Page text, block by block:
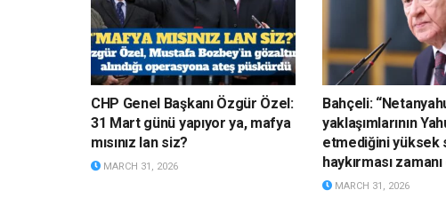
CHP Genel Başkanı Özgür Özel:
31 Mart günü yapıyor ya, mafya
mısınız lan siz?
MARCH 31, 2026
Bahçeli:
yaklaşımlarının
etmediğini yüksek
haykırması
MARCH 31, 2026